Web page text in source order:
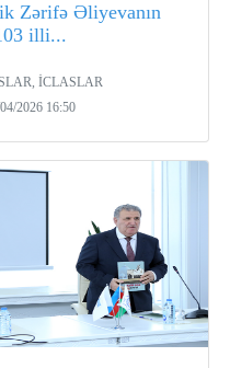
Zərifə Əliyevanın
illi...
İCLASLAR
2026 16:50